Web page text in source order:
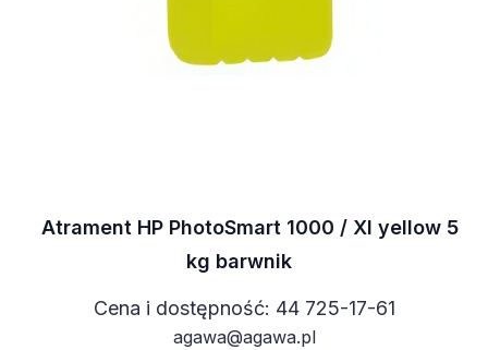
Atrament HP PhotoSmart 1000 / XI yellow 5
kg barwnik
Cena i dostępność: 44 725-17-61
agawa@agawa.pl